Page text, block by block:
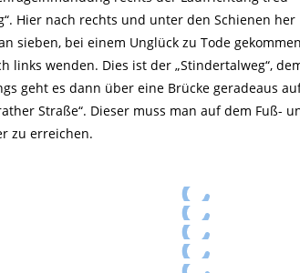
Hier nach rechts und unter den Schienen her
sieben, bei einem Unglück zu Tode
wenden. Dies ist der „Stindertalweg“,
geht es dann über eine Brücke geradeaus
Straße“. Dieser muss man auf dem Fuß-
zu erreichen.